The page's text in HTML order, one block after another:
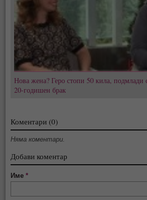
Нова жена? Геро стопи 50 кила, подмлади
20-годишен брак
Коментари (0)
Няма коментари.
Добави коментар
Име*